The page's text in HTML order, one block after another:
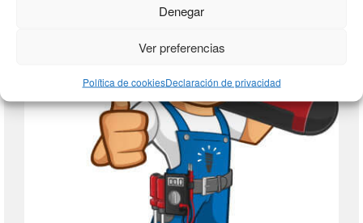
Denegar
Ver preferencias
Política de cookiesDeclaración de privacidad